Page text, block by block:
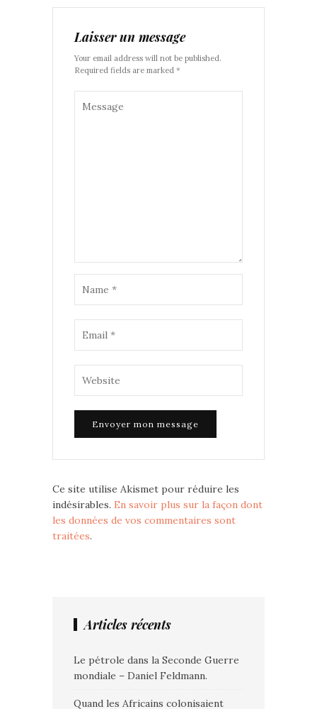
Laisser un message
Your email address will not be published.
Required fields are marked *
Ce site utilise Akismet pour réduire les
indésirables. En savoir plus sur la façon dont
les données de vos commentaires sont
traitées.
Articles récents
Le pétrole dans la Seconde Guerre
mondiale – Daniel Feldmann.
Quand les Africains colonisaient